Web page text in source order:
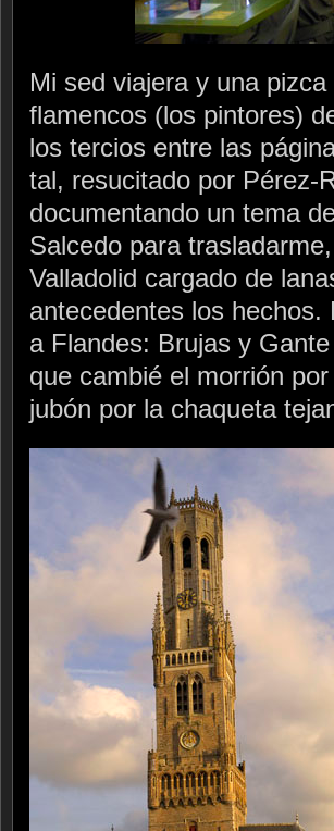
Mi sed viajera y una
flamencos (los pintores)
los tercios entre las
tal, resucitado por Pérez-
documentando un tema
Salcedo para
Valladolid cargado de
antecedentes los
a Flandes: Brujas y
que cambié el morrión
jubón por la chaqueta